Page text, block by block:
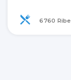
6760 Ribe